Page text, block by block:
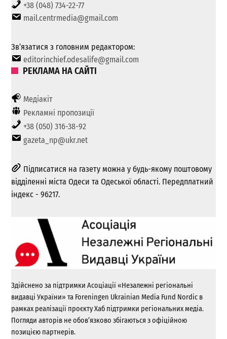
+38 (048) 734-22-77
mail.centrmedia@gmail.com
Зв’язатися з головним редактором:
editorinchief.odesalife@gmail.com
РЕКЛАМА НА САЙТІ
Медіакіт
Рекламні пропозиції
+38 (050) 316-38-92
gazeta_np@ukr.net
Підписатися на газету можна у будь-якому поштовому
відділенні міста Одеси та Одеської області. Передплатний
індекс - 96217.
Здійснено за підтримки Асоціації «Незалежні регіональні
видавці України» та Foreningen Ukrainian Media Fund Nordic в
рамках реалізації проєкту Хаб підтримки регіональних медіа.
Погляди авторів не обов’язково збігаються з офіційною
позицією партнерів.